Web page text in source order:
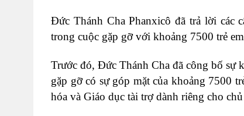
Đức Thánh Cha Phanxicô đã trả lời các
trong cuộc gặp gỡ với khoảng 7500 trẻ
Trước đó, Đức Thánh Cha đã công bố sự
gặp gỡ có sự góp mặt của khoảng 7500
hóa và Giáo dục tài trợ dành riêng cho